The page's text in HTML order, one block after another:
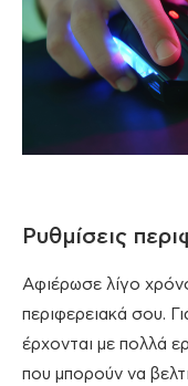
Ρυθμίσεις
Αφιέρωσε λίγο
περιφερειακά σου.
έρχονται με πολλά
που μπορούν να